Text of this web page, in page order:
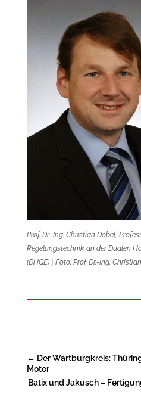
Prof. Dr.-Ing. Christian Döbel,
Regelungstechnik an der Dualen
(DHGE) | Foto: Prof. Dr.-Ing.
← Der Wartburgkreis:
Motor
Batix und Jakusch –